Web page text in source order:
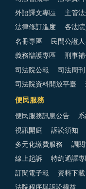
外語譯文專區 主管
法律修訂進度 各法
名冊專區 民間公證
義務辯護專區 刑事
司法院公報 司法周刊
司法院資料開放平臺
便民服務
便民服務訊息公告
視訊開庭 訴訟須知
多元化繳費服務 調
線上起訴 特約通譯專
訂閱電子報 資料下載
法院程序與訴訟權益